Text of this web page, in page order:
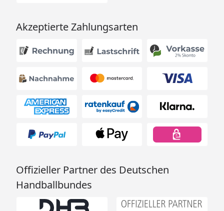
Schneelasten /Windlast
4 nicht zulässig (
Windzonenkarte
Die einzelnen XIMAX Design-Carports werden in
verschiedenen Schneelastversionen angeboten,
um den regional unterschiedlichen Anforderungen
dem Boden nach DIN 1055 / EN1991, Teil 1-4.
Für die richtige Interpretation der Tabelle noch
Akzeptierte Zahlungsarten
Offizieller Partner des Deutschen
Handballbundes